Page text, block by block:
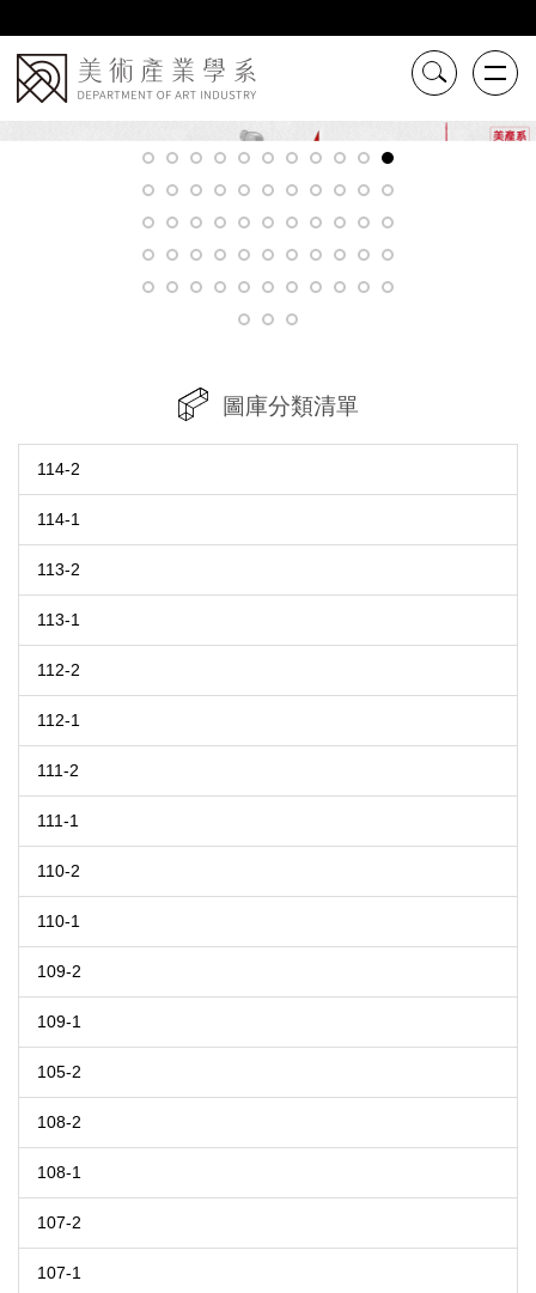
到
主
要
內
容
圖庫分類清單
114-2
114-1
113-2
113-1
112-2
112-1
111-2
111-1
110-2
110-1
109-2
109-1
105-2
108-2
108-1
107-2
107-1